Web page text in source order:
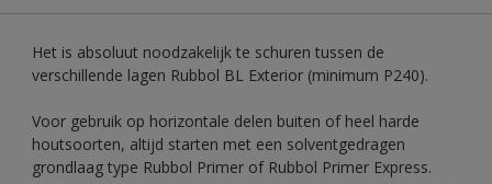
Het is absoluut noodzakelijk te schuren tussen de
verschillende lagen Rubbol BL Exterior (minimum P240).
Voor gebruik op horizontale delen buiten of heel harde
houtsoorten, altijd starten met een solventgedragen
grondlaag type Rubbol Primer of Rubbol Primer Express.